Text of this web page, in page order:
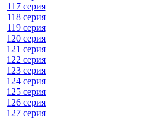
117 серия
118 серия
119 серия
120 серия
121 серия
122 серия
123 серия
124 серия
125 серия
126 серия
127 серия